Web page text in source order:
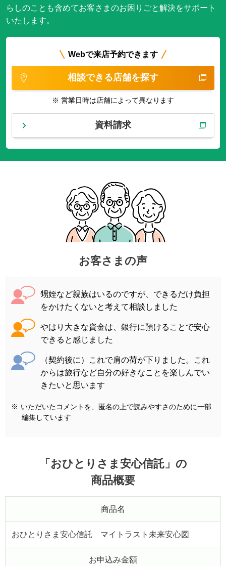
らしのことも含めてお客さまのお困りごと解決をサポート
いたします。
Webで来店予約できます
相談できる店舗を探す
※ 営業日時は店舗によって異なります
資料請求
お客さまの声
甥姪など親族はいるのですが、できるだけ負担
をかけたくないと考えて相談しました
やはり大きな資金は、銀行に預けることで安心
できると感じました
（契約後に）これで肩の荷が下りました。これ
からは旅行など自分の好きなことを楽しんでい
きたいと思います
※ いただいたコメントを、匿名の上で読みやすさのために一部
編集しています
「おひとりさま安心信託」の
商品概要
商品名
おひとりさま安心信託 マイトラスト未来安心図
お申込み金額